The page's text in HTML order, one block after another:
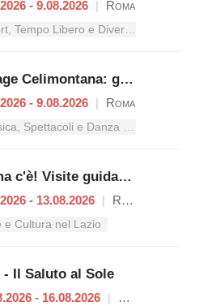
- 9.08.2026 | Roma
Sport, Tempo Libero e Divertimento nel Lazio
Village Celimontana: gli appuntamenti dal 3 al 9 agosto
- 9.08.2026 | Roma
Musica, Spettacoli e Danza nel Lazio
Roma c'è! Visite guidate (anche per bambini) dal 5 al 13 agosto 2026
- 13.08.2026 | Roma
e Cultura nel Lazio
- Il Saluto al Sole
- 16.08.2026 |